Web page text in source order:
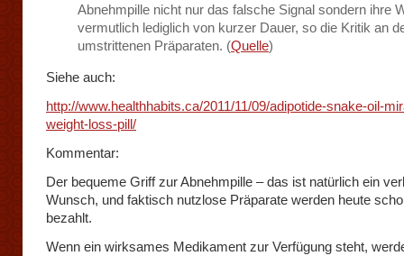
Abnehmpille nicht nur das falsche Signal sondern ihre
vermutlich lediglich von kurzer Dauer, so die Kritik an
umstrittenen Präparaten. (Quelle)
Siehe auch:
http://www.healthhabits.ca/2011/11/09/adipotide-snake-oil-
weight-loss-pill/
Kommentar:
Der bequeme Griff zur Abnehmpille – das ist natürlich ein
Wunsch, und faktisch nutzlose Präparate werden heute
bezahlt.
Wenn ein wirksames Medikament zur Verfügung steht,